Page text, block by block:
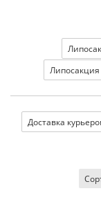
Липосакция
Доставка